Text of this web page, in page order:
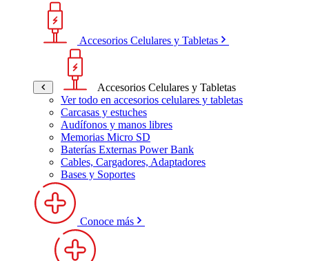
Accesorios Celulares y Tabletas
Accesorios Celulares y Tabletas
Ver todo en accesorios celulares y tabletas
Carcasas y estuches
Audífonos y manos libres
Memorias Micro SD
Baterías Externas Power Bank
Cables, Cargadores, Adaptadores
Bases y Soportes
Conoce más